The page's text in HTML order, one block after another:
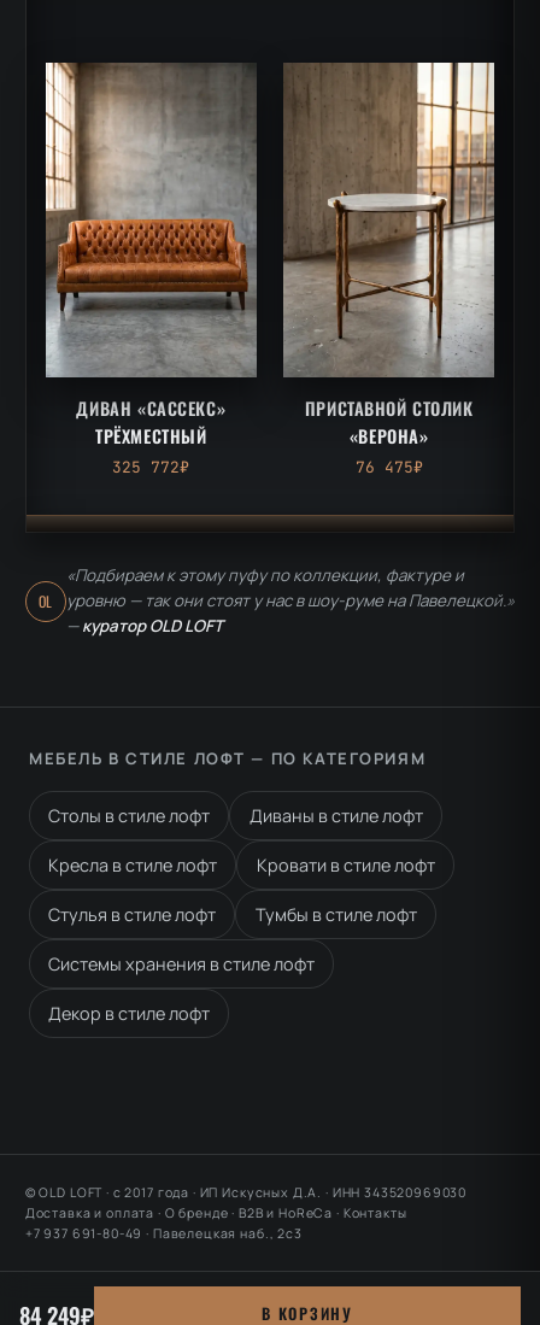
ДИВАН «САССЕКС»
ТРЁХМЕСТНЫЙ
325 772₽
ПРИСТАВНОЙ СТОЛИК
«ВЕРОНА»
76 475₽
OL
«Подбираем к этому пуфу по коллекции, фактуре и
уровню — так они стоят у нас в шоу-руме на Павелецкой.»
—куратор OLD LOFT
МЕБЕЛЬ В СТИЛЕ ЛОФТ — ПО КАТЕГОРИЯМ
Столы в стиле лофт Диваны в стиле лофт
Кресла в стиле лофт Кровати в стиле лофт
Стулья в стиле лофт Тумбы в стиле лофт
Системы хранения в стиле лофт
Декор в стиле лофт
84 249₽ В КОРЗИНУ
© OLD LOFT · с 2017 года · ИП Искусных Д.А. · ИНН 343520969030
Доставка и оплата · О бренде ·B2B и HoReCa · Контакты
+7 937 691-80-49 · Павелецкая наб., 2с3